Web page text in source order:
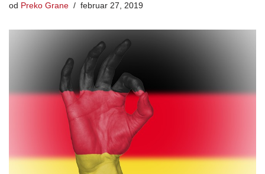
od Preko Grane februar 27, 2019